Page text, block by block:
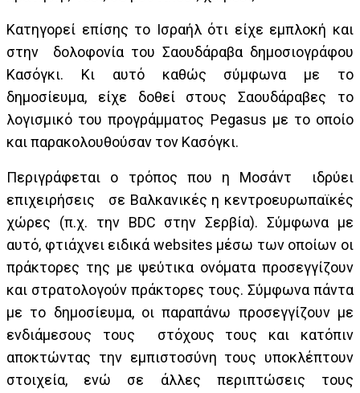
Κατηγορεί επίσης το Ισραήλ ότι είχε εμπλοκή και
στην δολοφονία του Σαουδάραβα δημοσιογράφου
Κασόγκι. Κι αυτό καθώς σύμφωνα με το
δημοσίευμα, είχε δοθεί στους Σαουδάραβες το
λογισμικό του προγράμματος Pegasus με το οποίο
και παρακολουθούσαν τον Κασόγκι.
Περιγράφεται ο τρόπος που η Μοσάντ ιδρύει
επιχειρήσεις σε Βαλκανικές η κεντροευρωπαϊκές
χώρες (π.χ. την BDC στην Σερβία). Σύμφωνα με
αυτό, φτιάχνει ειδικά websites μέσω των οποίων οι
πράκτορες της με ψεύτικα ονόματα προσεγγίζουν
και στρατολογούν πράκτορες τους. Σύμφωνα πάντα
με το δημοσίευμα, οι παραπάνω προσεγγίζουν με
ενδιάμεσους τους στόχους τους και κατόπιν
αποκτώντας την εμπιστοσύνη τους υποκλέπτουν
στοιχεία, ενώ σε άλλες περιπτώσεις τους